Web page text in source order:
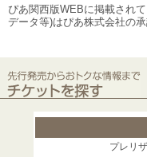
ぴあ関西版WEBに掲載され
データ等)はぴあ株式会社の
プレリ